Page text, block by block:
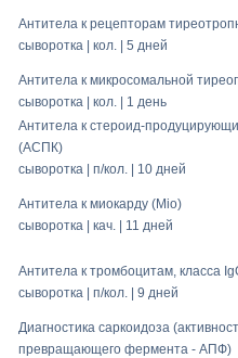
Антитела к рецепторам
сыворотка | кол. | 5 дней
Антитела к микросомальной
сыворотка | кол. | 1 день
Антитела к стероид-
(АСПК)
сыворотка | п/кол. | 10 дней
Антитела к миокарду (Mio)
сыворотка | кач. | 11 дней
Антитела к тромбоцитам, класса
сыворотка | п/кол. | 9 дней
Диагностика саркоидоза
превращающего фермента - АПФ)